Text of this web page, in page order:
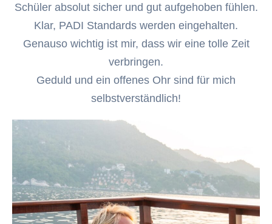
Schüler absolut sicher und gut aufgehoben fühlen.
Klar, PADI Standards werden eingehalten.
Genauso wichtig ist mir, dass wir eine tolle Zeit
verbringen.
Geduld und ein offenes Ohr sind für mich
selbstverständlich!